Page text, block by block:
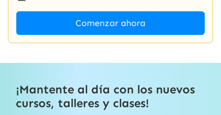
Comenzar ahora
¡Mantente al día con los nuevos
cursos, talleres y clases!